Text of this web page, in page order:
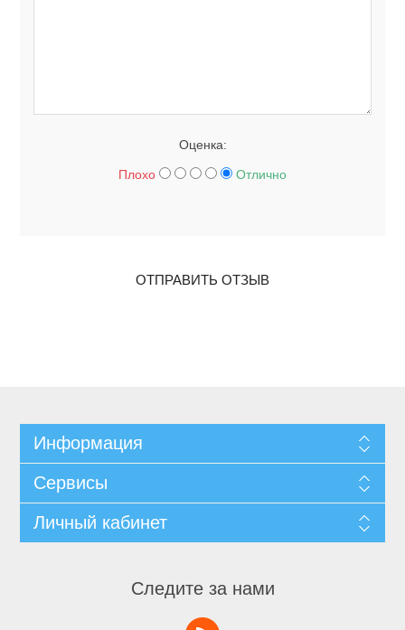
Оценка:
Плохо Отлично
ОТПРАВИТЬ ОТЗЫВ
Информация
Сервисы
Личный кабинет
Следите за нами